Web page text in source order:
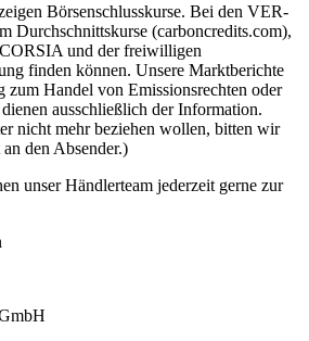
Börsenschlusskurse. Bei den VER-
Durchschnittskurse (carboncredits.com),
und der freiwilligen
finden können. Unsere Marktberichte
zum Handel von Emissionsrechten oder
ausschließlich der Information.
nicht mehr beziehen wollen, bitten wir
den Absender.)
unser Händlerteam jederzeit gerne zur